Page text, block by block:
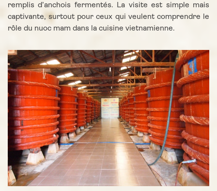
remplis d’anchois fermentés. La visite est simple mais
captivante, surtout pour ceux qui veulent comprendre le
rôle du nuoc mam dans la cuisine vietnamienne.